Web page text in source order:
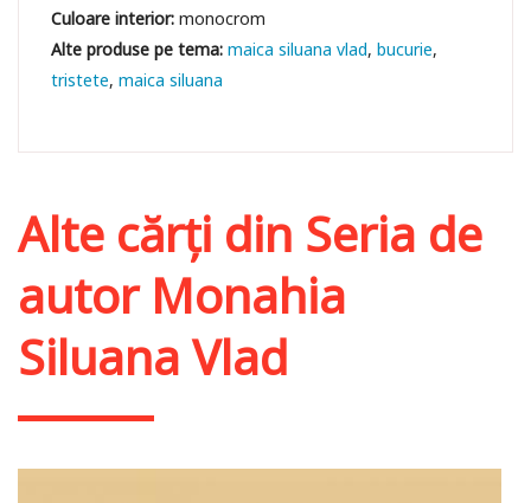
Culoare interior:monocrom
maica siluana vlad bucurie
tristete maica siluana
Alte cărți din Seria de
autor Monahia
Siluana Vlad